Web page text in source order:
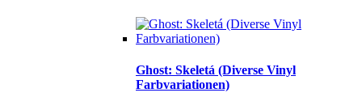
Ghost: Skeletá (Diverse Vinyl
Farbvariationen)